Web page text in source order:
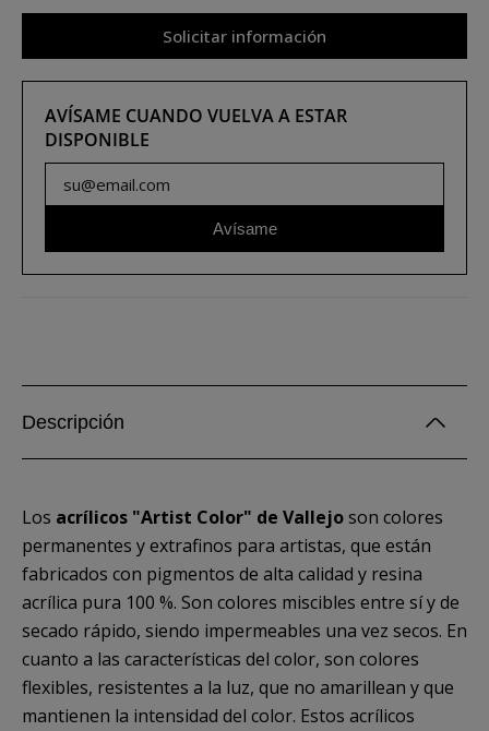
Solicitar información
AVÍSAME CUANDO VUELVA A ESTAR
DISPONIBLE
Avísame
Descripción
Los acrílicos "Artist Color" de Vallejoson colores
permanentes y extrafinos para artistas, que están
fabricados con pigmentos de alta calidad y resina
acrílica pura 100 %. Son colores miscibles entre sí y de
secado rápido, siendo impermeables una vez secos. En
cuanto a las características del color, son colores
flexibles, resistentes a la luz, que no amarillean y que
mantienen la intensidad del color. Estos acrílicos